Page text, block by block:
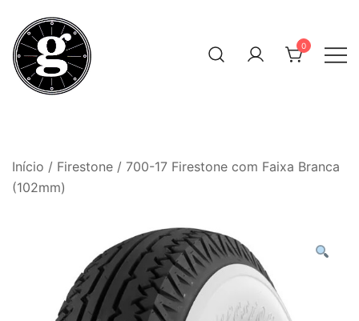
content
0
Início / Firestone / 700-17 Firestone com Faixa Branca
(102mm)